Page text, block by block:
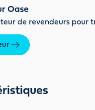
Oase
de revendeurs pour